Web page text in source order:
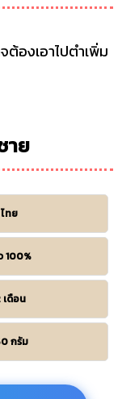
ต้องเอาไปตำเพิ่ม
าย
ไทย
100%
เดือน
กรัม